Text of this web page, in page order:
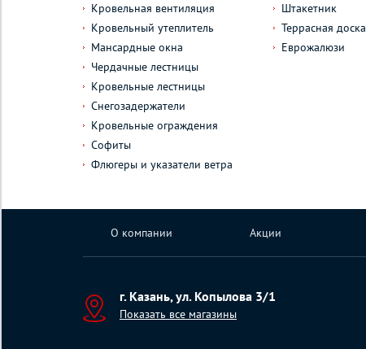
Кровельная вентиляция
Кровельный утеплитель
Мансардные окна
Чердачные лестницы
Кровельные лестницы
Снегозадержатели
Кровельные ограждения
Софиты
Флюгеры и указатели ветра
Штакетник
Террасная доска
Еврожалюзи
О компании Акции
г. Казань, ул. Копылова 3/1
Показать все магазины